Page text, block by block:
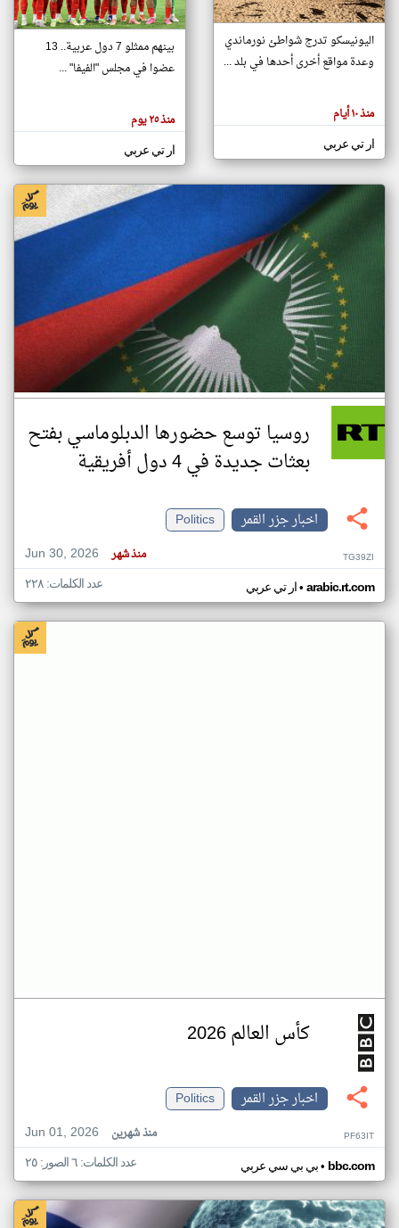
تغيير الدولة
اخبار جزر القمر على مدار الساعة
أهم اخبار جزر القمر العاجلة والمباشرة
هنا عن
وجهة
كاتبيها.
اليونيسكو تدرج شواطئ نورماندي
وعدة مواقع أخرى أحدها في بلد ...
منذ ١٠ أيام
ار تي عربي
بينهم ممثلو 7 دول عربية.. 13
عضوا في مجلس "الفيفا" ...
منذ ٢٥ يوم
ار تي عربي
روسيا توسع حضورها الدبلوماسي بفتح
بعثات جديدة في 4 دول أفريقية
اخبار جزر القمر
Politics
Jun 30, 2026
منذ شهر TG39ZI
ار تي عربي• arabic.rt.com عدد الكلمات: ٢٢٨
كأس العالم 2026
اخبار جزر القمر
Politics
Jun 01, 2026
منذ شهرين PF63IT
بي بي سي عربي• bbc.com عدد الكلمات: ٦ الصور: ٢٥
klyoum.com